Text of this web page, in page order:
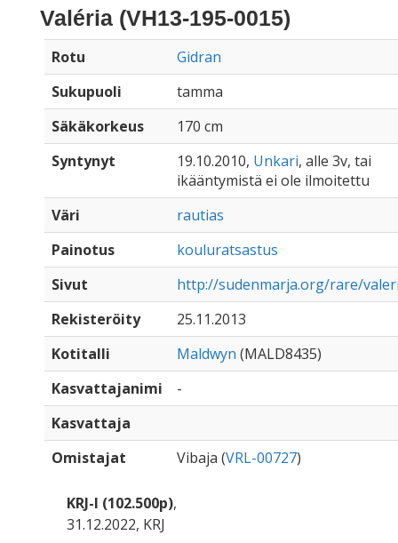
Valéria (VH13-195-0015)
Rotu
Gidran
Sukupuoli
tamma
Säkäkorkeus
170 cm
Syntynyt
19.10.2010, Unkari, alle 3v, tai
ikääntymistä ei ole ilmoitettu
Väri
rautias
Painotus
kouluratsastus
Sivut
http://sudenmarja.org/rare/
Rekisteröity
25.11.2013
Kotitalli
Maldwyn (MALD8435)
Kasvattajanimi
-
Kasvattaja
Omistajat
Vibaja (VRL-00727)
KRJ-I (102.500p),
31.12.2022, KRJ